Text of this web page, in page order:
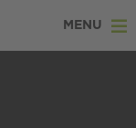
MENU